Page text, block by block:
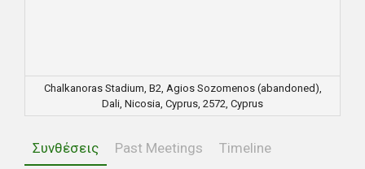
Chalkanoras Stadium, B2, Agios Sozomenos (abandoned),
Dali, Nicosia, Cyprus, 2572, Cyprus
Συνθέσεις Past Meetings Timeline